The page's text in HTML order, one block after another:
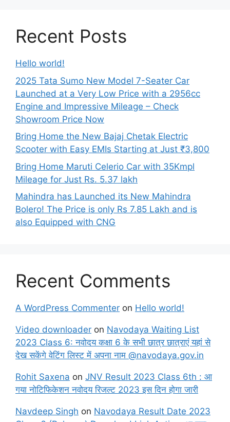
Recent Posts
Hello world!
2025 Tata Sumo New Model 7-Seater Car
Launched at a Very Low Price with a 2956cc
Engine and Impressive Mileage – Check
Showroom Price Now
Bring Home the New Bajaj Chetak Electric
Scooter with Easy EMIs Starting at Just ₹3,800
Bring Home Maruti Celerio Car with 35Kmpl
Mileage for Just Rs. 5.37 lakh
Mahindra has Launched its New Mahindra
Bolero! The Price is only Rs 7.85 Lakh and is
also Equipped with CNG
Recent Comments
A WordPress Commenter on Hello world!
Video downloader on Navodaya Waiting List
2023 Class 6: नवोदय कक्षा 6 के सभी छात्र छात्राएं यहां से
देख सकेंगे वेटिंग लिस्ट में अपना नाम @navodaya.gov.in
Rohit Saxena on JNV Result 2023 Class 6th : आ
गया नोटिफिकेशन नवोदय रिजल्ट 2023 इस दिन होगा जारी
Navdeep Singh on Navodaya Result Date 2023